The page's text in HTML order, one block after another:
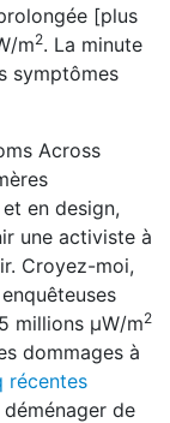
[plus
m2. La minute
symptômes
Across
en design,
une activiste à
Croyez-moi,
millions μW/m2
dommages à
récentes
de